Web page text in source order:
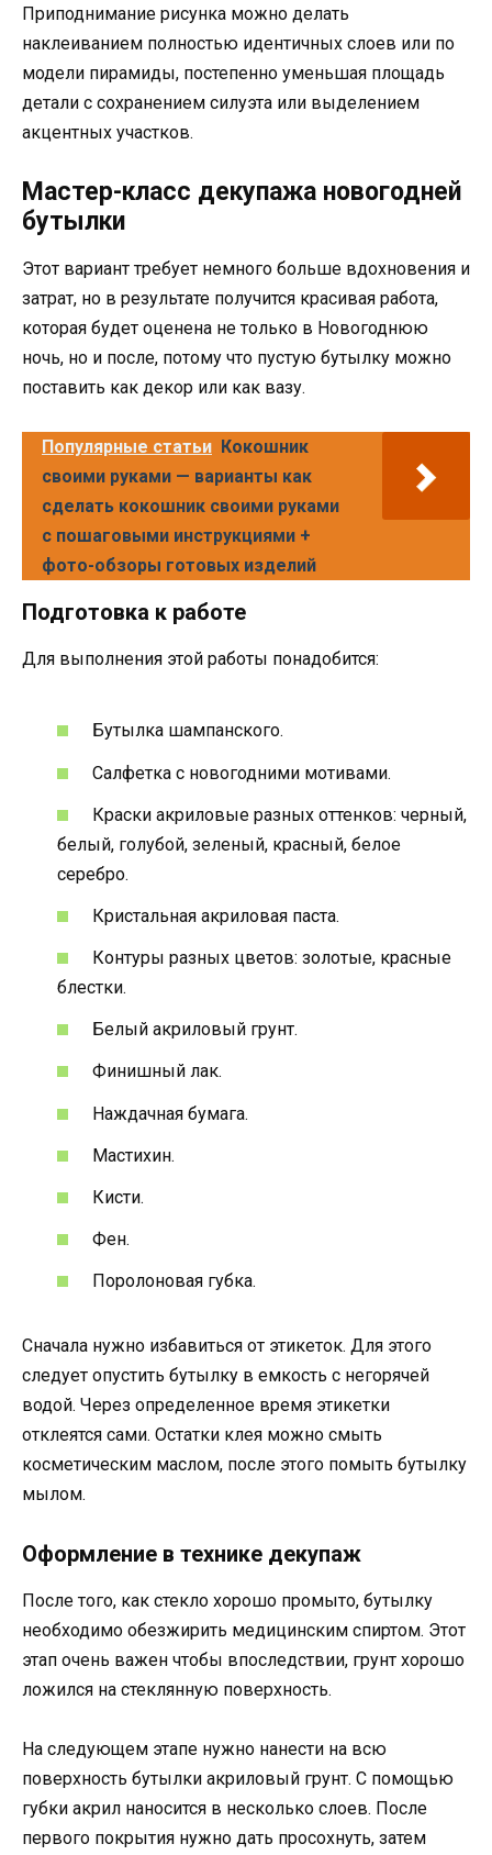
Приподнимание рисунка можно делать
наклеиванием полностью идентичных слоев или по
модели пирамиды, постепенно уменьшая площадь
детали с сохранением силуэта или выделением
акцентных участков.
Мастер-класс декупажа новогодней
бутылки
Этот вариант требует немного больше вдохновения и
затрат, но в результате получится красивая работа,
которая будет оценена не только в Новогоднюю
ночь, но и после, потому что пустую бутылку можно
поставить как декор или как вазу.
Популярные статьи Кокошник
своими руками — варианты как
сделать кокошник своими руками
с пошаговыми инструкциями +
фото-обзоры готовых изделий
Подготовка к работе
Для выполнения этой работы понадобится:
Бутылка шампанского.
Салфетка с новогодними мотивами.
Краски акриловые разных оттенков: черный,
белый, голубой, зеленый, красный, белое
серебро.
Кристальная акриловая паста.
Контуры разных цветов: золотые, красные
блестки.
Белый акриловый грунт.
Финишный лак.
Наждачная бумага.
Мастихин.
Кисти.
Фен.
Поролоновая губка.
Сначала нужно избавиться от этикеток. Для этого
следует опустить бутылку в емкость с негорячей
водой. Через определенное время этикетки
отклеятся сами. Остатки клея можно смыть
косметическим маслом, после этого помыть бутылку
мылом.
Оформление в технике декупаж
После того, как стекло хорошо промыто, бутылку
необходимо обезжирить медицинским спиртом. Этот
этап очень важен чтобы впоследствии, грунт хорошо
ложился на стеклянную поверхность.
На следующем этапе нужно нанести на всю
поверхность бутылки акриловый грунт. С помощью
губки акрил наносится в несколько слоев. После
первого покрытия нужно дать просохнуть, затем